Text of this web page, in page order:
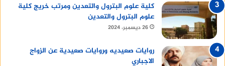
كلية علوم البترول والتعدين ومرتب خريج كلية
علوم البترول والتعدين
26 ديسمبر، 2024
روايات صعيديه وروايات صعيدية عن الزواج
الاجباري